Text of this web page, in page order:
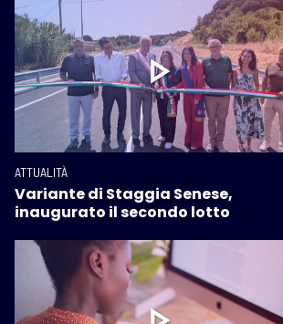
ATTUALITÀ
Variante di Staggia Senese,
inaugurato il secondo lotto